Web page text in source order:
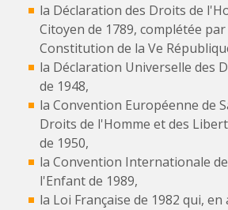
la Déclaration des Droits de
Citoyen de 1789, complétée
Constitution de la Ve
la Déclaration Universelle des
de 1948,
la Convention Européenne de
Droits de l'Homme et des
de 1950,
la Convention Internationale
l'Enfant de 1989,
la Loi Française de 1982 qui,